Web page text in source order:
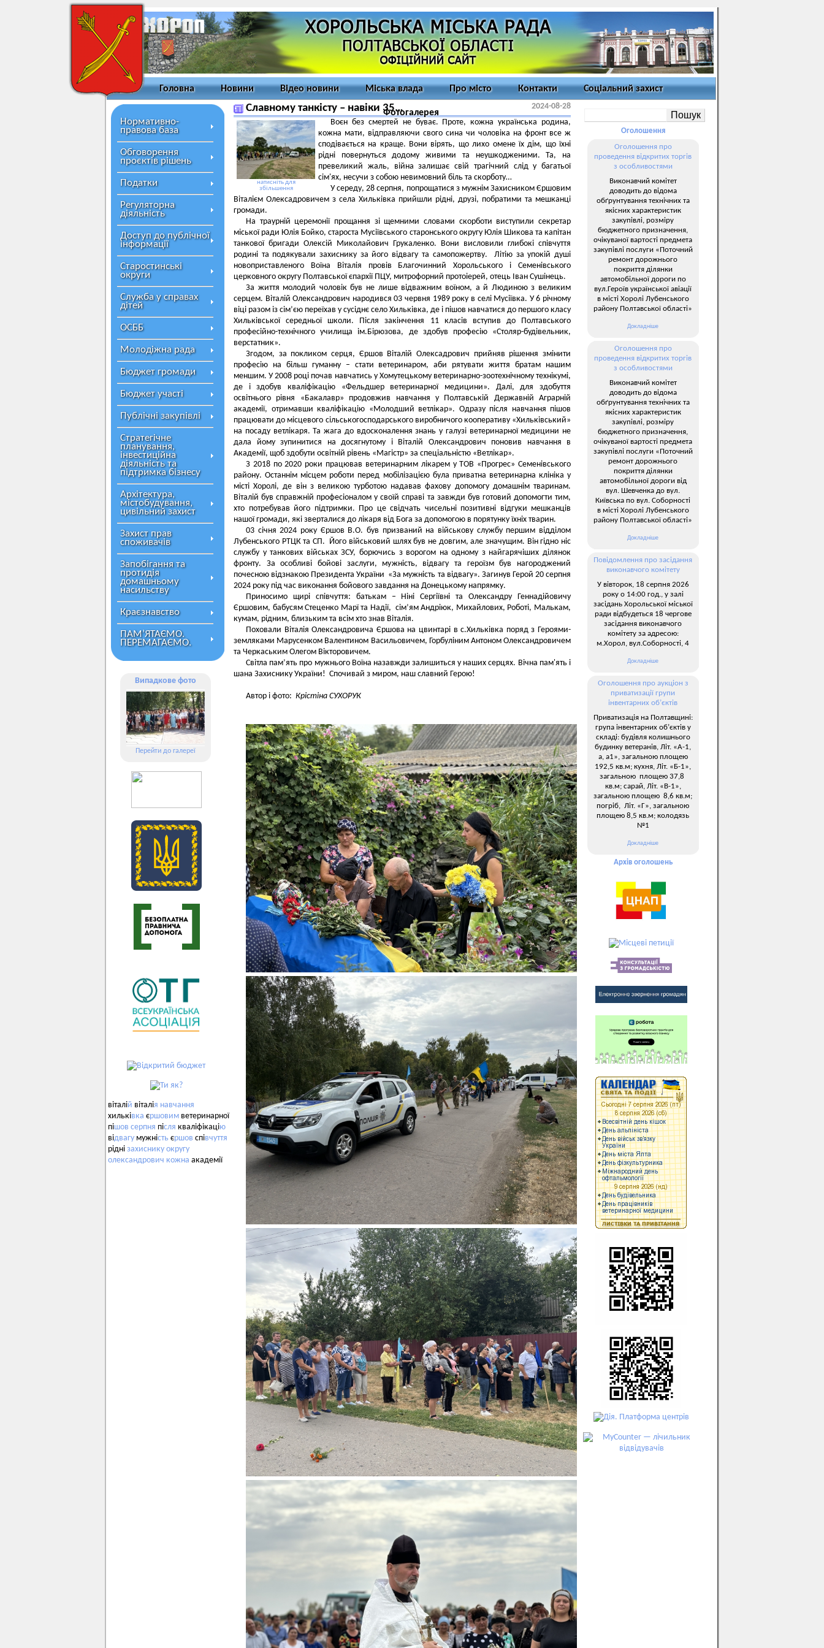
Головна Новини Відео новини Міська влада Про місто Контакти Соціальний захист
Фотогалерея
Нормативно-
правова база
Обговорення
проєктів рішень
Податки
Регуляторна
діяльність
Доступ до публічної
інформації
Старостинські
округи
Служба у справах
дітей
ОСББ
Молодіжна рада
Бюджет громади
Бюджет участі
Публічні закупівлі
Стратегічне
планування,
інвестиційна
діяльність та
підтримка бізнесу
Архітектура,
містобудування,
цивільний захист
Захист прав
споживачів
Запобігання та
протидія
домашньому
насильству
Краєзнавство
ПАМ’ЯТАЄМО.
ПЕРЕМАГАЄМО.
Випадкове фото
Перейти до галереї
віталій віталія навчання
хильківка єршовим ветеринарної
пішов серпня після кваліфікацію
відвагу мужність єршов співчуття
рідні захиснику округу
олександрович кожна академії
Славному танкісту – навіки 35… 2024-08-28
натисніть для
збільшення
Воєн без смертей не буває. Проте, кожна українська родина,
кожна мати, відправляючи свого сина чи чоловіка на фронт все ж
сподівається на краще. Вони вірять, що лихо омене їх дім, що їхні
рідні повернуться додому живими та неушкодженими. Та, на
превеликий жаль, війна залишає свій трагічний слід у багатьої
сім'ях, несучи з собою невимовний біль та скорботу…
У середу, 28 серпня, попрощатися з мужнім Захисником Єршовим
Віталієм Олексадровичем з села Хильківка прийшли рідні, друзі, побратими та мешканці
громади.
На траурній церемонії прощання зі щемними словами скорботи виступили секретар
міської ради Юлія Бойко, староста Мусіївського старонського округу Юлія Шикова та капітан
танкової бригади Олексій Миколайович Грукаленко. Вони висловили глибокі співчуття
родині та подякували захиснику за його відвагу та самопожертву. Літію за упокій душі
новоприставленого Воїна Віталія провів Благочинний Хорольського і Семенівського
церковного округу Полтавської єпархії ПЦУ, митрофорний протоіерей, отець Іван Сушінець.
За життя молодий чоловік був не лише відважним воїном, а й Людиною з великим
серцем. Віталій Олександрович народився 03 червня 1989 року в селі Мусіївка. У 6 річному
віці разом із сім’єю переїхав у сусіднє село Хильківка, де і пішов навчатися до першого класу
Хильківської середньої школи. Після закінчення 11 класів вступив до Полтавського
професійно-технічного училища ім.Бірюзова, де здобув професію «Столяр-будівельник,
верстатник».
Згодом, за покликом серця, Єршов Віталій Олексадрович прийняв рішення змінити
професію на більш гуманну – стати ветеринаром, аби рятувати життя братам нашим
меншим. У 2008 році почав навчатись у Хомутецькому ветеринарно-зоотехнічному технікумі,
де і здобув кваліфікацію «Фельдшер ветеринарної медицини». Далі, для здобуття
освітнього рівня «Бакалавр» продовжив навчання у Полтавській Державній Аграрній
академії, отримавши кваліфікацію «Молодший ветлікар». Одразу після навчання пішов
працювати до місцевого сільськогосподарського виробничого кооперативу «Хильківський»
на посаду ветлікаря. Та жага до вдосконалення знань у галузі ветеринарної медицини не
дала йому зупинитися на досягнутому і Віталій Олександрович поновив навчання в
Академії, щоб здобути освітній рівень «Магістр» за спеціальністю «Ветлікар».
З 2018 по 2020 роки працював ветеринарним лікарем у ТОВ «Прогрес» Семенівського
району. Останнім місцем роботи перед мобілізацією була приватна ветеринарна клініка у
місті Хоролі, де він з великою турботою надавав фахову допомогу домашнім тваринам.
Віталій був справжній професіоналом у своїй справі та завжди був готовий допомогти тим,
хто потребував його підтримки. Про це свідчать чисельні позитивні відгуки мешканців
нашої громади, які зверталися до лікаря від Бога за допомогою в порятунку їхніх тварин.
03 січня 2024 року Єршов В.О. був призваний на військову службу першим відділом
Лубенського РТЦК та СП. Його військовий шлях був не довгим, але значущим. Він гідно ніс
службу у танкових військах ЗСУ, борючись з ворогом на одному з найгарячіших ділянок
фронту. За особливі бойові заслуги, мужність, відвагу та героїзм був нагороджений
почесною відзнакою Президента України «За мужність та відвагу». Загинув Герой 20 серпня
2024 року під час виконання бойового завдання на Донецькому напрямку.
Приносимо щирі співчуття: батькам – Ніні Сергіївні та Олександру Геннадійовичу
Єршовим, бабусям Стеценко Марї та Надії, сім’ям Андріюк, Михайлових, Роботі, Малькам,
кумам, рідним, близьким та всім хто знав Віталія.
Поховали Віталія Олександровича Єршова на цвинтарі в с.Хильківка поряд з Героями-
земляками Марусенком Валентином Васильовичем, Горбуліним Антоном Олександровичем
та Черкаським Олегом Вікторовичем.
Світла пам’ять про мужнього Воїна назавжди залишиться у наших серцях. Вічна пам'ять і
шана Захиснику України! Спочивай з миром, наш славний Герою!
Автор і фото: Крістіна СУХОРУК
Оголошення
Оголошення про
проведення відкритих торгів
з особливостями
Виконавчий комітет
доводить до відома
обґрунтування технічних та
якісних характеристик
закупівлі, розміру
бюджетного призначення,
очікуваної вартості предмета
закупівлі послуги «Поточний
ремонт дорожнього
покриття ділянки
автомобільної дороги по
вул.Героїв української авіації
в місті Хоролі Лубенського
району Полтавської області»
Докладніше
Оголошення про
проведення відкритих торгів
з особливостями
Виконавчий комітет
доводить до відома
обґрунтування технічних та
якісних характеристик
закупівлі, розміру
бюджетного призначення,
очікуваної вартості предмета
закупівлі послуги «Поточний
ремонт дорожнього
покриття ділянки
автомобільної дороги від
вул. Шевченка до вул.
Київська по вул. Соборності
в місті Хоролі Лубенського
району Полтавської області»
Докладніше
Повідомлення про засідання
виконавчого комітету
У вівторок, 18 серпня 2026
року о 14:00 год., у залі
засідань Хорольської міської
ради відбудеться 18 чергове
засідання виконавчого
комітету за адресою:
м.Хорол, вул.Соборності, 4
Докладніше
Оголошення про аукціон з
приватизації групи
інвентарних об’єктів
Приватизація на Полтавщині:
група інвентарних об’єктів у
складі: будівля колишнього
будинку ветеранів, Літ. «А-1,
а, а1», загальною площею
192,5 кв.м; кухня, Літ. «Б-1»,
загальною площею 37,8
кв.м; сарай, Літ. «В-1»,
загальною площею 8,6 кв.м;
погріб, Літ. «Г», загальною
площею 8,5 кв.м; колодязь
№1
Докладніше
Архів оголошень